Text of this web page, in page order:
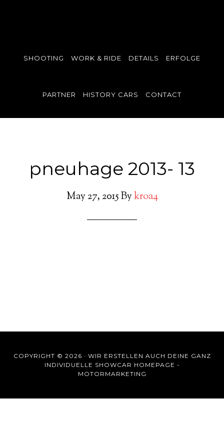
SHOOTING WORK & RIDE DETAILS ERFOLGE
PARTNER HISTORY CARS CONTACT
pneuhage 2013- 13
May 27, 2015Bykroa4
COPYRIGHT © 2026 · WIR ERSTELLEN AUCH DEINE GANZ
INDIVIDUELLE SHOWCAR HOMEPAGE -
MOTORMARKETING